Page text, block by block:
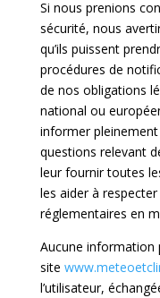
Si nous prenions
sécurité, nous
qu’ils puissent
procédures de
de nos obligations
national ou
informer
questions relevant
leur fournir toutes
les aider à
réglementaires en
Aucune information
site
l’utilisateur,